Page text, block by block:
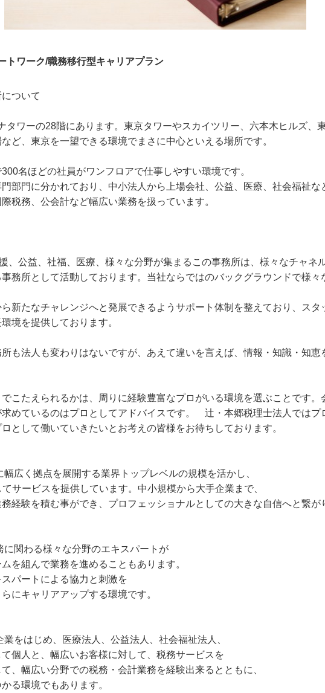
トワーク/職務移行型キャリアプラン
ついて
タワーの28階にあります。東京タワーやスカイツリー、六本木ヒルズ、
ど、東京を一望できる環境でまさに中心といえる場所です。
名ほどの社員がワンフロアで仕事しやすい環境です。
部門に分かれており、中小法人から上場会社、公益、医療、社会福祉な
税務、公会計など幅広い業務を扱っています。
、公益、社福、医療、様々な分野が集まるこの事務所は、様々なチャネ
務所として活動しております。当社ならではのバックグラウンドで様々
新たなチャレンジへと発展できるようサポート体制を整えており、スタ
境を提供しております。
も法人も変わりはないですが、あえて違いを言えば、情報・知識・知恵
こたえられるかは、周りに経験豊富なプロがいる環境を選ぶことです。
求めているのはプロとしてアドバイスです。 辻・本郷税理士法人ではプ
として働いていきたいとお考えの皆様をお待ちしております。
広く拠点を展開する業界トップレベルの規模を活かし、
サービスを提供しています。中小規模から大手企業まで、
経験を積む事ができ、プロフェッショナルとしての大きな自信へと繋が
関わる様々な分野のエキスパートが
を組んで業務を進めることもあります。
パートによる協力と刺激を
にキャリアアップする環境です。
をはじめ、医療法人、公益法人、社会福祉法人、
個人と、幅広いお客様に対して、税務サービスを
、幅広い分野での税務・会計業務を経験出来るとともに、
る環境でもあります。